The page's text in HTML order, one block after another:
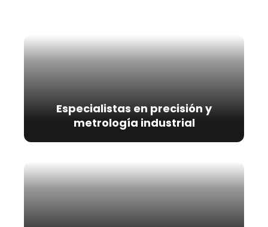
Especialistas en precisión y
metrología industrial